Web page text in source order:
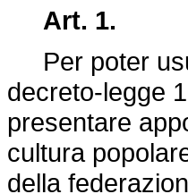
Art. 1.
Per poter
decreto-legge
presentare
cultura
della